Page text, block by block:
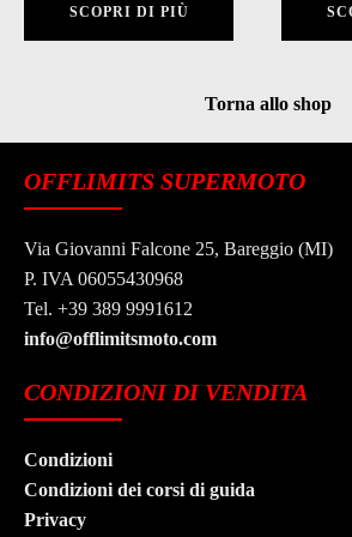
originale
era:
attuale
è:
SCOPRI DI PIÙ
Torna allo shop
OFFLIMITS SUPERMOTO
Via Giovanni Falcone 25, Bareggio (MI)
P. IVA 06055430968
Tel. +39 389 9991612
info@offlimitsmoto.com
CONDIZIONI DI VENDITA
Condizioni
Condizioni dei corsi di guida
Privacy